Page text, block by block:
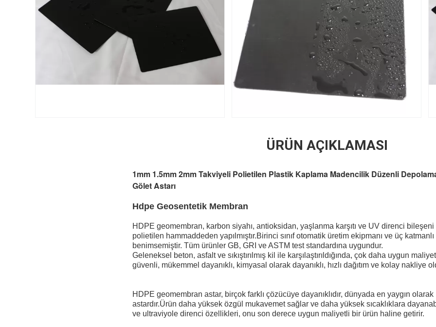
ÜRÜN AÇIKLAMASI
1mm 1.5mm 2mm Takviyeli Polietilen Plastik Kaplama Madencilik Düzenli
Gölet Astarı
Hdpe Geosentetik Membran
HDPE geomembran, karbon siyahı, antioksidan, yaşlanma karşıtı ve UV direnci
polietilen hammaddeden yapılmıştır.Birinci sınıf otomatik üretim ekipmanı ve üç
benimsemiştir. Tüm ürünler GB, GRI ve ASTM test standardına uygundur.
Geleneksel beton, asfalt ve sıkıştırılmış kil ile karşılaştırıldığında, çok daha uygun
güvenli, mükemmel dayanıklı, kimyasal olarak dayanıklı, hızlı dağıtım ve kolay nakliye
HDPE geomembran astar, birçok farklı çözücüye dayanıklıdır, dünyada en yaygın
astardır.Ürün daha yüksek özgül mukavemet sağlar ve daha yüksek sıcaklıklara
ve ultraviyole direnci özellikleri, onu son derece uygun maliyetli bir ürün haline getirir.